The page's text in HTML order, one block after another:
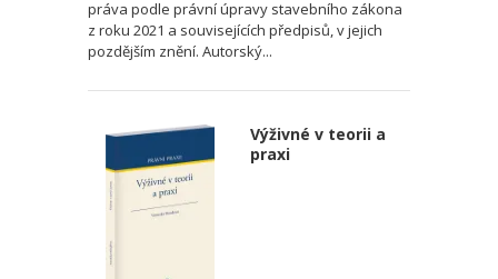
práva podle právní úpravy stavebního zákona
z roku 2021 a souvisejících předpisů, v jejich
pozdějším znění. Autorský...
Výživné v teorii a
praxi